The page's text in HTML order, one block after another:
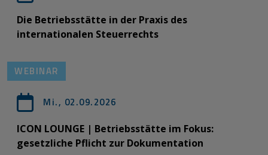
Die Betriebsstätte in der Praxis des
internationalen Steuerrechts
WEBINAR
Mi., 02.09.2026
ICON LOUNGE | Betriebsstätte im Fokus:
gesetzliche Pflicht zur Dokumentation